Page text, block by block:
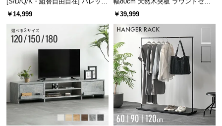
ベッド 8/12/16枚セット
￥14,999
ターテーブル 美しい格子デザイン
￥39,999